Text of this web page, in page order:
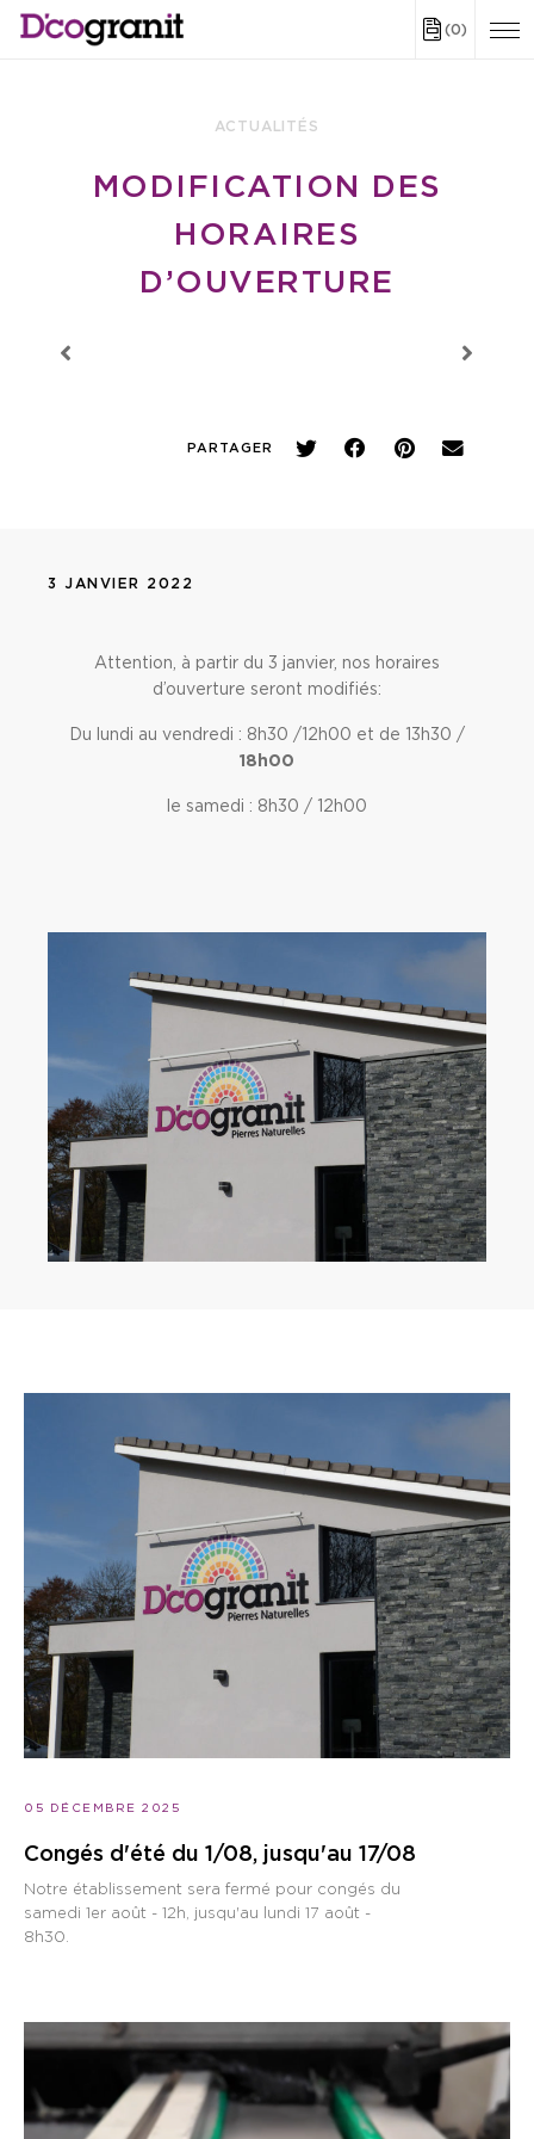
(0)
ACTUALITÉS
MODIFICATION DES
HORAIRES
D’OUVERTURE
PARTAGER
3 JANVIER 2022
Attention, à partir du 3 janvier, nos horaires
d’ouverture seront modifiés:
Du lundi au vendredi : 8h30 /12h00 et de 13h30 /
18h00
le samedi : 8h30 / 12h00
05 DÉCEMBRE 2025
Congés d'été du 1/08, jusqu'au 17/08
Notre établissement sera fermé pour congés du
samedi 1er août - 12h, jusqu'au lundi 17 août -
8h30.